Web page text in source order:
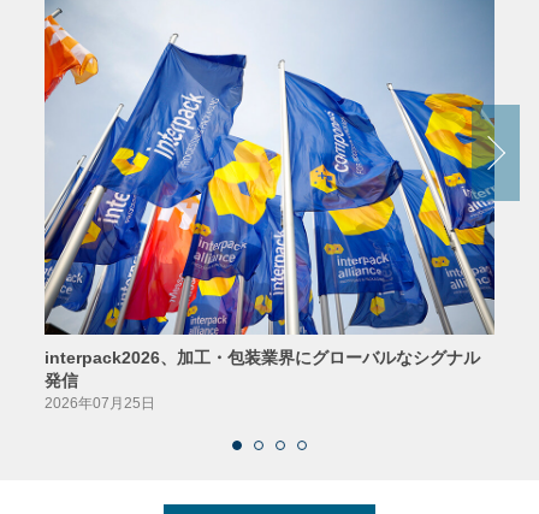
interpack2026、加工・包装業界にグローバルなシグナル
発信
2026年07月25日